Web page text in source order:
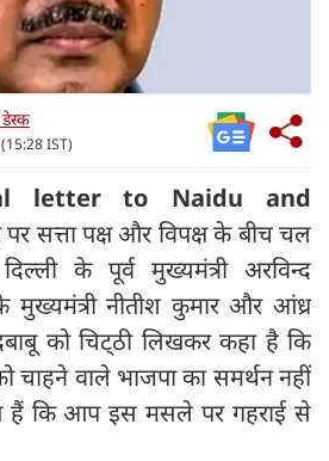
डेस्क
IST)
letter to Naidu and
सत्ता पक्ष और विपक्ष के बीच चल
के पूर्व मुख्यमंत्री अरविन्द
मुख्यमंत्री नीतीश कुमार और आंध्र
को चिट्‍ठी लिखकर कहा है कि
चाहने वाले भाजपा का समर्थन नहीं
हैं कि आप इस मसले पर गहराई से